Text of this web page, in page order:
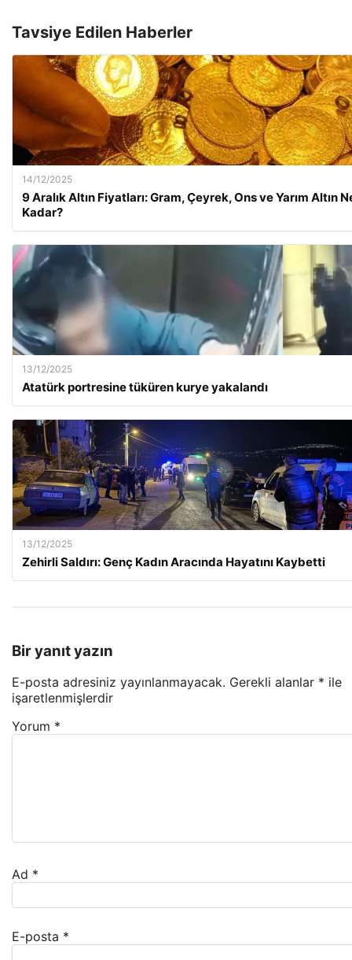
Tavsiye Edilen Haberler
14/12/2025
9 Aralık Altın Fiyatları: Gram, Çeyrek, Ons ve Yarım Altın
Kadar?
13/12/2025
Atatürk portresine tüküren kurye yakalandı
13/12/2025
Zehirli Saldırı: Genç Kadın Aracında Hayatını Kaybetti
Bir yanıt yazın
E-posta adresiniz yayınlanmayacak. Gerekli alanlar * ile
işaretlenmişlerdir
Yorum *
Ad *
E-posta *